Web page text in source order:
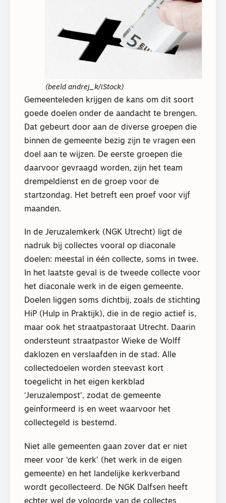
(beeld andrej_k/iStock)
Gemeenteleden krijgen de kans om dit soort
goede doelen onder de aandacht te brengen.
Dat gebeurt door aan de diverse groepen die
binnen de gemeente bezig zijn te vragen een
doel aan te wijzen. De eerste groepen die
daarvoor gevraagd worden, zijn het team
drempeldienst en de groep voor de
startzondag. Het betreft een proef voor vijf
maanden.
In de Jeruzalemkerk (NGK Utrecht) ligt de
nadruk bij collectes vooral op diaconale
doelen: meestal in één collecte, soms in twee.
In het laatste geval is de tweede collecte voor
het diaconale werk in de eigen gemeente.
Doelen liggen soms dichtbij, zoals de stichting
HiP (Hulp in Praktijk), die in de regio actief is,
maar ook het straatpastoraat Utrecht. Daarin
ondersteunt straatpastor Wieke de Wolff
daklozen en verslaafden in de stad. Alle
collectedoelen worden steevast kort
toegelicht in het eigen kerkblad
‘Jeruzalempost’, zodat de gemeente
geïnformeerd is en weet waarvoor het
collectegeld is bestemd.
Niet alle gemeenten gaan zover dat er niet
meer voor ‘de kerk’ (het werk in de eigen
gemeente) en het landelijke kerkverband
wordt gecollecteerd. De NGK Dalfsen heeft
echter wel de volgorde van de collectes